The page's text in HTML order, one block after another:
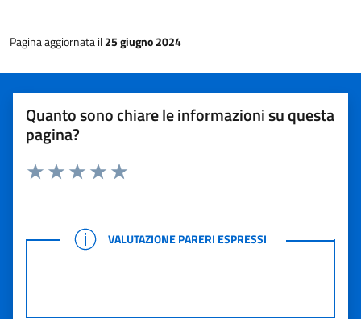
Pagina aggiornata il25 giugno 2024
Quanto sono chiare le informazioni su questa
pagina?
Rating:
VALUTAZIONE PARERI ESPRESSI
VALUTAZIONE PARERI ESPRESSI